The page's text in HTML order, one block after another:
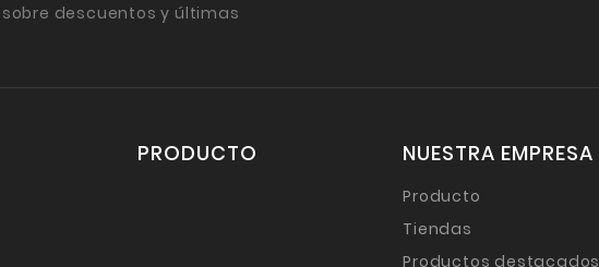
descuentos y últimas
PRODUCTO NUESTRA EMPRESA
Producto
Tiendas
Productos destacados